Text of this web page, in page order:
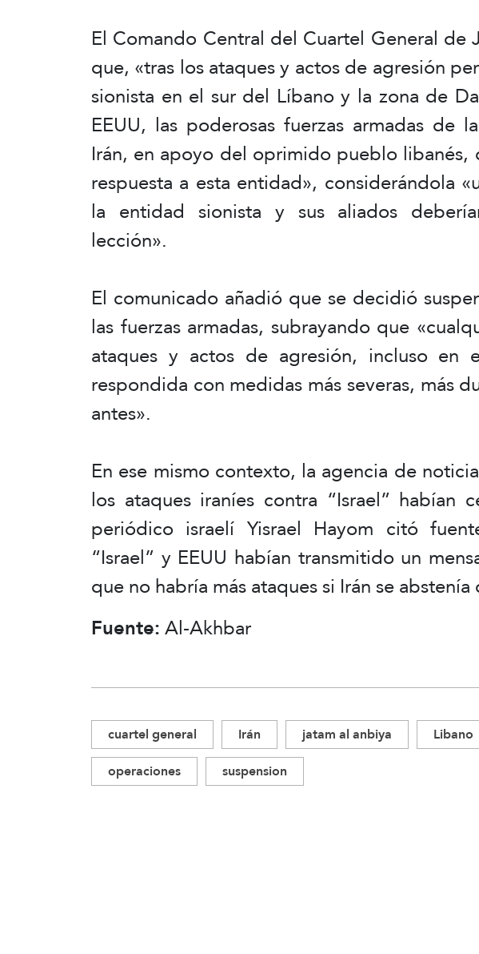
El Comando Central del Cuartel General de
que, «tras los ataques y actos de agresión
sionista en el sur del Líbano y la zona de
EEUU, las poderosas fuerzas armadas de
Irán, en apoyo del oprimido pueblo
respuesta a esta entidad», considerándola
la entidad sionista y sus aliados
lección».
El comunicado añadió que se decidió
las fuerzas armadas, subrayando que
ataques y actos de agresión, incluso en
respondida con medidas más severas, más
antes».
En ese mismo contexto, la agencia de
los ataques iraníes contra “Israel” habían
periódico israelí Yisrael Hayom citó
“Israel” y EEUU habían transmitido un
que no habría más ataques si Irán se
Fuente:Al-Akhbar
cuartel general Irán jatam al anbiya Libano
operaciones
suspension